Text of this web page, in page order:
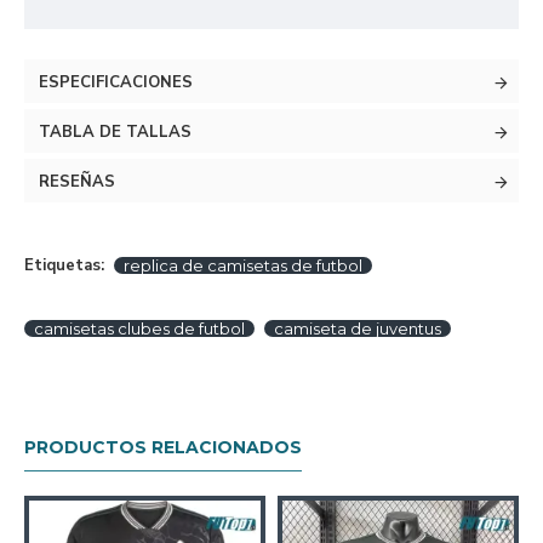
ESPECIFICACIONES
TABLA DE TALLAS
RESEÑAS
Etiquetas: replica de camisetas de futbol
camisetas clubes de futbol camiseta de juventus
PRODUCTOS RELACIONADOS